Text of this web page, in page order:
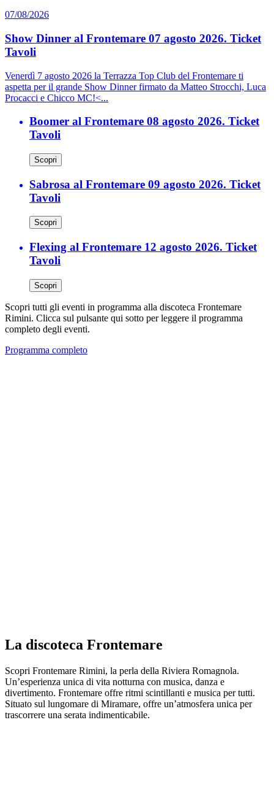
07/08/2026
Show Dinner al Frontemare 07 agosto 2026. Ticket
Tavoli
Venerdì 7 agosto 2026 la Terrazza Top Club del Frontemare ti
aspetta per il grande Show Dinner firmato da Matteo Strocchi, Luca
Procacci e Chicco MC!<...
Boomer al Frontemare 08 agosto 2026. Ticket
Tavoli
Scopri
Sabrosa al Frontemare 09 agosto 2026. Ticket
Tavoli
Scopri
Flexing al Frontemare 12 agosto 2026. Ticket
Tavoli
Scopri
Scopri tutti gli eventi in programma alla discoteca Frontemare
Rimini. Clicca sul pulsante qui sotto per leggere il programma
completo degli eventi.
Programma completo
La discoteca Frontemare
Scopri Frontemare Rimini, la perla della Riviera Romagnola.
Un’esperienza unica di vita notturna con musica, danza e
divertimento. Frontemare offre ritmi scintillanti e musica per tutti.
Situato sul lungomare di Miramare, offre un’atmosfera unica per
trascorrere una serata indimenticabile.